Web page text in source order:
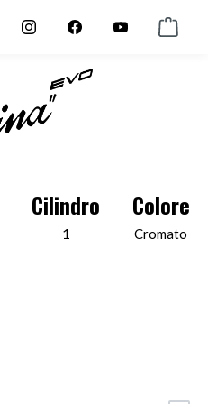
Cilindro
1
Colore
Cromato